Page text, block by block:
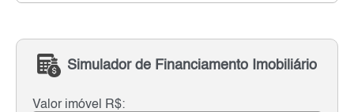
Simulador de Financiamento Imobiliário
Valor imóvel R$: